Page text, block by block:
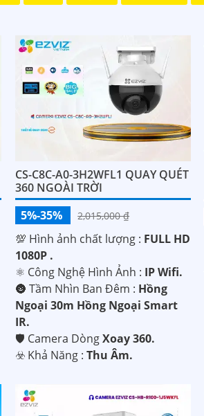
CS-C8C-A0-3H2WFL1 QUAY QUÉT
360 NGOÀI TRỜI
5%-35%
2,015,000 ₫
💯 Hình ảnh chất lượng : FULL HD
1080P .
⚛️ Công Nghệ Hình Ảnh : IP Wifi.
🌚 Tầm Nhìn Ban Đêm : Hồng
Ngoại 30m Hồng Ngoại Smart
IR.
🛡 Camera DòngXoay 360.
️☣️ Khả Năng :Thu Âm.